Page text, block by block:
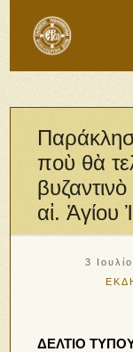
ποὺ θὰ
αἰ. Ἁγίου
3
ΔΕΛΤΙΟ